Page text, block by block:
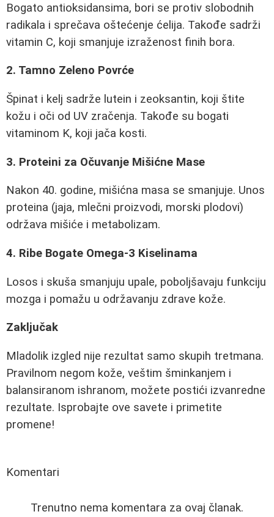
Bogato antioksidansima, bori se protiv slobodnih
radikala i sprečava oštećenje ćelija. Takođe sadrži
vitamin C, koji smanjuje izraženost finih bora.
2. Tamno Zeleno Povrće
Špinat i kelj sadrže lutein i zeoksantin, koji štite
kožu i oči od UV zračenja. Takođe su bogati
vitaminom K, koji jača kosti.
3. Proteini za Očuvanje Mišićne Mase
Nakon 40. godine, mišićna masa se smanjuje. Unos
proteina (jaja, mlečni proizvodi, morski plodovi)
održava mišiće i metabolizam.
4. Ribe Bogate Omega-3 Kiselinama
Losos i skuša smanjuju upale, poboljšavaju funkciju
mozga i pomažu u održavanju zdrave kože.
Zaključak
Mladolik izgled nije rezultat samo skupih tretmana.
Pravilnom negom kože, veštim šminkanjem i
balansiranom ishranom, možete postići izvanredne
rezultate. Isprobajte ove savete i primetite
promene!
Komentari
Trenutno nema komentara za ovaj članak.